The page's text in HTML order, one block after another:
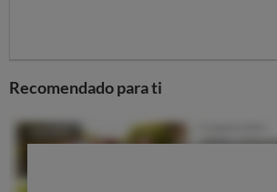
Las células madre del cordón umbilical
para tratar leucemias, linfomas y otras
la sangre (sustituyendo en muchos
Recomendado para ti